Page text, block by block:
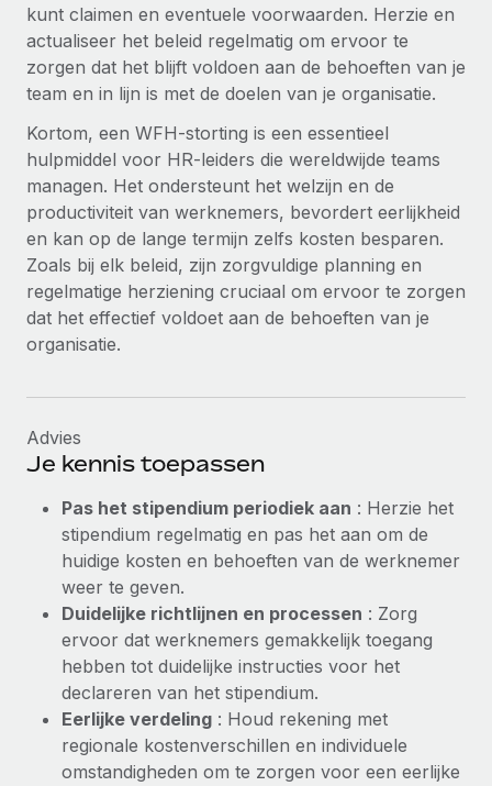
kunt claimen en eventuele voorwaarden. Herzie en
actualiseer het beleid regelmatig om ervoor te
zorgen dat het blijft voldoen aan de behoeften van je
team en in lijn is met de doelen van je organisatie.
Kortom, een WFH-storting is een essentieel
hulpmiddel voor HR-leiders die wereldwijde teams
managen. Het ondersteunt het welzijn en de
productiviteit van werknemers, bevordert eerlijkheid
en kan op de lange termijn zelfs kosten besparen.
Zoals bij elk beleid, zijn zorgvuldige planning en
regelmatige herziening cruciaal om ervoor te zorgen
dat het effectief voldoet aan de behoeften van je
organisatie.
Advies
Je kennis toepassen
Pas het stipendium periodiek aan : Herzie het
stipendium regelmatig en pas het aan om de
huidige kosten en behoeften van de werknemer
weer te geven.
Duidelijke richtlijnen en processen : Zorg
ervoor dat werknemers gemakkelijk toegang
hebben tot duidelijke instructies voor het
declareren van het stipendium.
Eerlijke verdeling : Houd rekening met
regionale kostenverschillen en individuele
omstandigheden om te zorgen voor een eerlijke